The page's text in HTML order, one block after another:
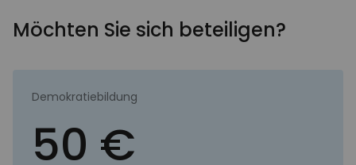
Möchten Sie sich beteiligen?
Demokratiebildung
50 €